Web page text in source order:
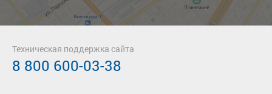
Техническая поддержка сайта
8 800 600-03-38